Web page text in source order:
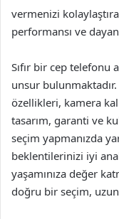
vermenizi
performansı ve
Sıfır bir cep telefonu
unsur
özellikleri, kamera
tasarım, garanti ve
seçim yapmanızda
beklentilerinizi iyi
yaşamınıza değer
doğru bir seçim,